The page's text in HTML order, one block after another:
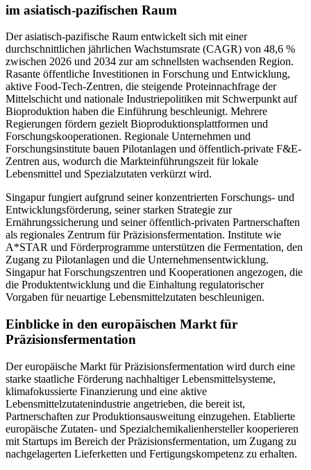
im asiatisch-pazifischen Raum
Der asiatisch-pazifische Raum entwickelt sich mit einer
durchschnittlichen jährlichen Wachstumsrate (CAGR) von 48,6 %
zwischen 2026 und 2034 zur am schnellsten wachsenden Region.
Rasante öffentliche Investitionen in Forschung und Entwicklung,
aktive Food-Tech-Zentren, die steigende Proteinnachfrage der
Mittelschicht und nationale Industriepolitiken mit Schwerpunkt auf
Bioproduktion haben die Einführung beschleunigt. Mehrere
Regierungen fördern gezielt Bioproduktionsplattformen und
Forschungskooperationen. Regionale Unternehmen und
Forschungsinstitute bauen Pilotanlagen und öffentlich-private F&E-
Zentren aus, wodurch die Markteinführungszeit für lokale
Lebensmittel und Spezialzutaten verkürzt wird.
Singapur fungiert aufgrund seiner konzentrierten Forschungs- und
Entwicklungsförderung, seiner starken Strategie zur
Ernährungssicherung und seiner öffentlich-privaten Partnerschaften
als regionales Zentrum für Präzisionsfermentation. Institute wie
A*STAR und Förderprogramme unterstützen die Fermentation, den
Zugang zu Pilotanlagen und die Unternehmensentwicklung.
Singapur hat Forschungszentren und Kooperationen angezogen, die
die Produktentwicklung und die Einhaltung regulatorischer
Vorgaben für neuartige Lebensmittelzutaten beschleunigen.
Einblicke in den europäischen Markt für
Präzisionsfermentation
Der europäische Markt für Präzisionsfermentation wird durch eine
starke staatliche Förderung nachhaltiger Lebensmittelsysteme,
klimafokussierte Finanzierung und eine aktive
Lebensmittelzutatenindustrie angetrieben, die bereit ist,
Partnerschaften zur Produktionsausweitung einzugehen. Etablierte
europäische Zutaten- und Spezialchemikalienhersteller kooperieren
mit Startups im Bereich der Präzisionsfermentation, um Zugang zu
nachgelagerten Lieferketten und Fertigungskompetenz zu erhalten.